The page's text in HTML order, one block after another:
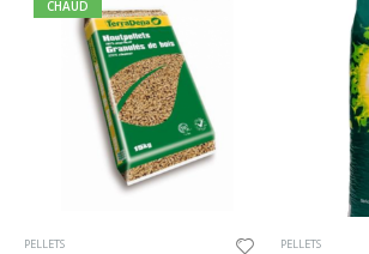
CHAUD
PELLETS PELLETS